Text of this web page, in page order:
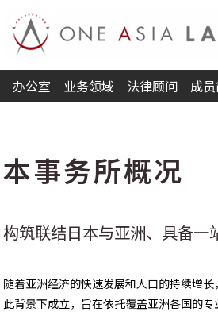
办公室 业务领域 法律顾问 成
本事务所概况
构筑联结日本与亚洲、具备一
随着亚洲经济的快速发展和人口的持续增
此背景下成立，旨在依托覆盖亚洲各国的